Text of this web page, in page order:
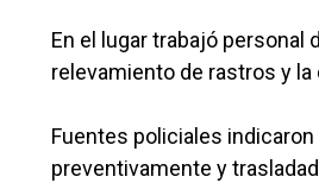
En el lugar trabajó personal
relevamiento de rastros y
Fuentes policiales
preventivamente y